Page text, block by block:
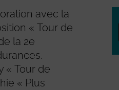
avec la
« Tour de
la 2e
« Tour de
« Plus